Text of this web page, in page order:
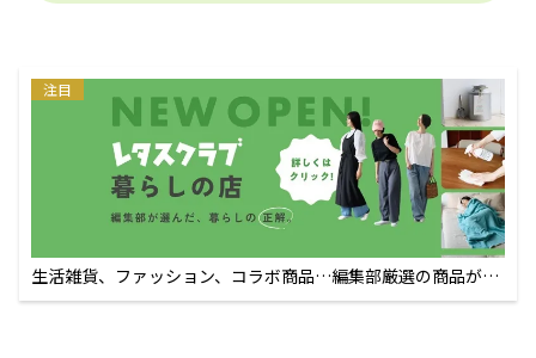
注目
生活雑貨、ファッション、コラボ商品…編集部厳選の商品が買
えるECサイト